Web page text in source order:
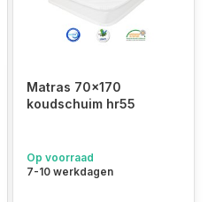
Matras 70x170
koudschuim hr55
Op voorraad
7-10 werkdagen